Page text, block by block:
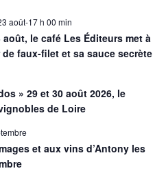
août-17 h 00 min
le café Les Éditeurs met à
faux-filet et sa sauce secrète
» 29 et 30 août 2026, le
de Loire
et aux vins d’Antony les